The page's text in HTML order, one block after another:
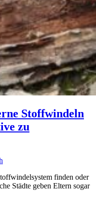
Stoffwindeln
zu
finden oder
Städte geben Eltern sogar